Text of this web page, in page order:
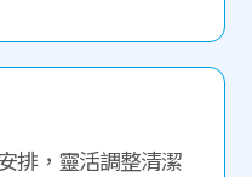
排，靈活調整清潔